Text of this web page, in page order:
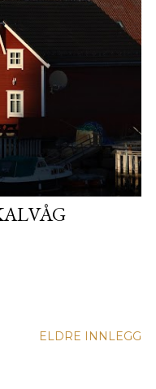
ELDRE INNLEGG